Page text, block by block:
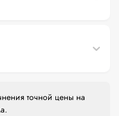
точной цены на